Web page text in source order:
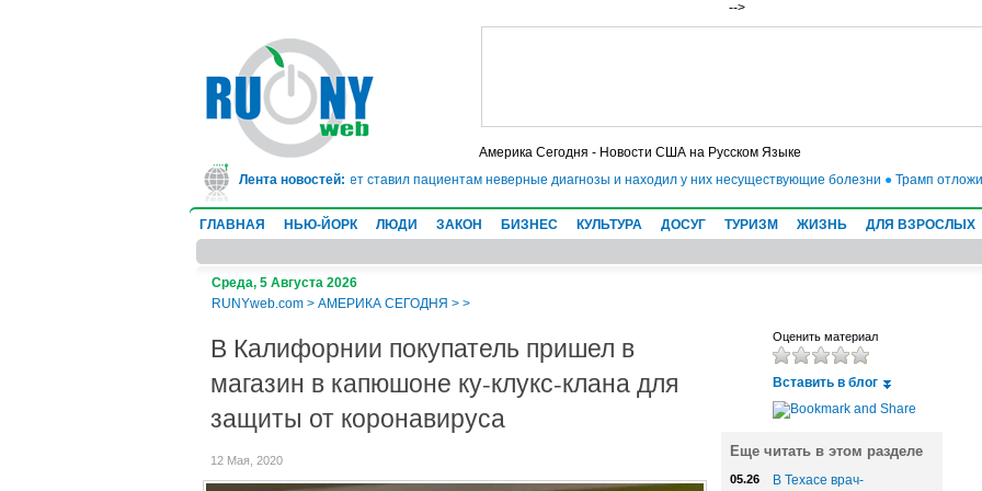
-->
Америка Сегодня - Новости США на Русском Языке
Лента новостей:
в тюрьму на 10 лет за мошенничество: он 20 лет ставил пациентам неверные диагнозы и находил у них несуществующие болезни● Трамп отложил
ГЛАВНАЯ НЬЮ-ЙОРК ЛЮДИ ЗАКОН БИЗНЕС КУЛЬТУРА ДОСУГ ТУРИЗМ ЖИЗНЬ ДЛЯ ВЗРОСЛЫХ
Среда, 5 Августа 2026
RUNYweb.com > АМЕРИКА СЕГОДНЯ > >
Оценить материал
Вставить в блог
Еще читать в этом разделе
05.26
В Техасе врач-
В Калифорнии покупатель пришел в
магазин в капюшоне ку-клукс-клана для
защиты от коронавируса
12 Мая, 2020